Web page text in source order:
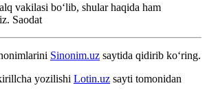
vakilasi boʻlib, shular haqida ham
Saodat
Sinonim.uz saytida qidirib ko‘ring.
yozilishi Lotin.uz sayti tomonidan